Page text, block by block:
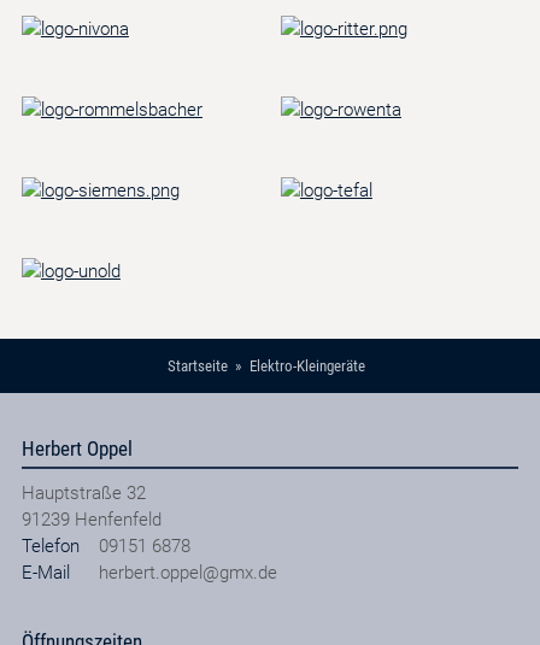
Startseite Elektro-Kleingeräte
Herbert Oppel
Hauptstraße 32
91239 Henfenfeld
Telefon
09151 6878
E-Mail
herbert.oppel@gmx.de